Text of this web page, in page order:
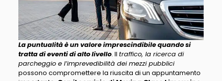
La puntualità è un valore imprescindibile quando si
tratta di eventi di alto livello. Il traffico, la ricerca di
parcheggio e l’imprevedibilità dei mezzi pubblici
possono compromettere la riuscita di un appuntamento